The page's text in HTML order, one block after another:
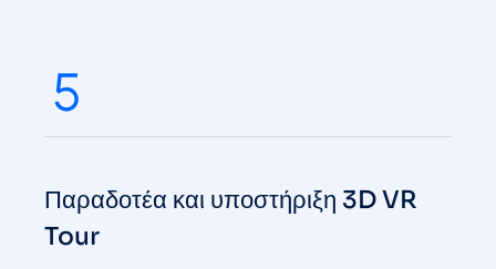
Παραδοτέα και υποστήριξη 3D VR
Tour